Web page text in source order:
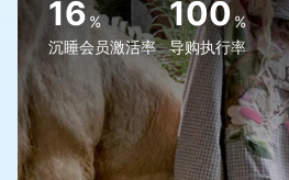
16%
沉睡会员激活率
100%
导购执行率